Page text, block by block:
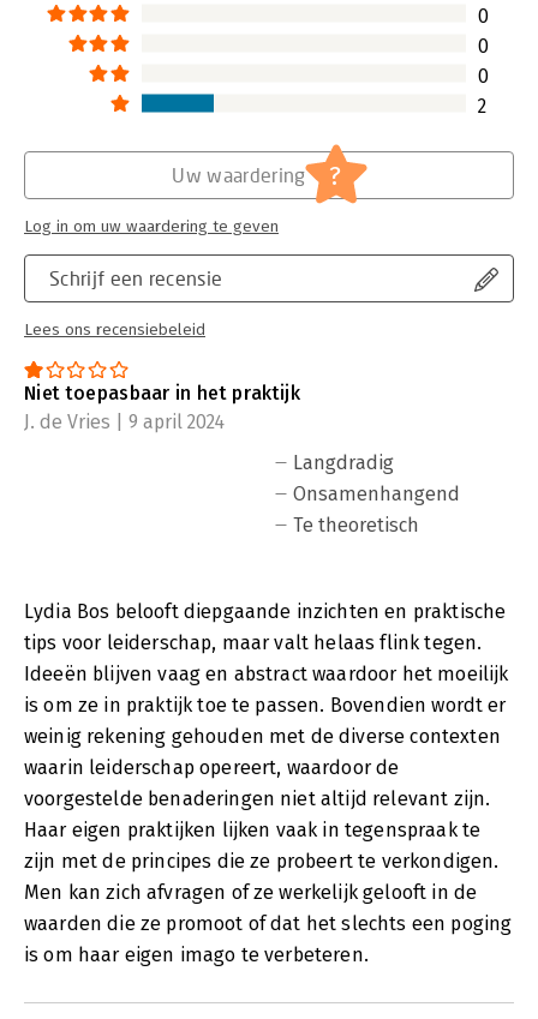
0
0
0
2
Schrijf een recensie
Lees ons recensiebeleid
Uw waardering ?
Log in om uw waardering te geven
Niet toepasbaar in het praktijk
J. de Vries | 9 april 2024
Langdradig
Onsamenhangend
Te theoretisch
Lydia Bos belooft diepgaande inzichten en praktische
tips voor leiderschap, maar valt helaas flink tegen.
Ideeën blijven vaag en abstract waardoor het moeilijk
is om ze in praktijk toe te passen. Bovendien wordt er
weinig rekening gehouden met de diverse contexten
waarin leiderschap opereert, waardoor de
voorgestelde benaderingen niet altijd relevant zijn.
Haar eigen praktijken lijken vaak in tegenspraak te
zijn met de principes die ze probeert te verkondigen.
Men kan zich afvragen of ze werkelijk gelooft in de
waarden die ze promoot of dat het slechts een poging
is om haar eigen imago te verbeteren.